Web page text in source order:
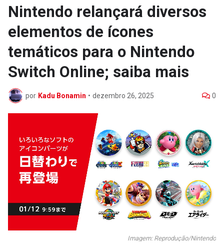
Nintendo relançará diversos
elementos de ícones
temáticos para o Nintendo
Switch Online; saiba mais
por Kadu Bonamin • dezembro 26, 2025 0
Imagem: Reprodução/Nintendo